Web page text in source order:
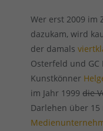
Wer erst 2009 im
dazukam, wird
der damals
Osterfeld und
Kunstkönner
im Jahr 1999die
Darlehen über